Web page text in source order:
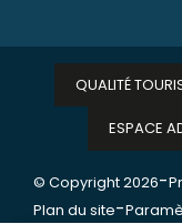
© Copyright 2026-
Plan du site-
QUALITÉ
ESPACE